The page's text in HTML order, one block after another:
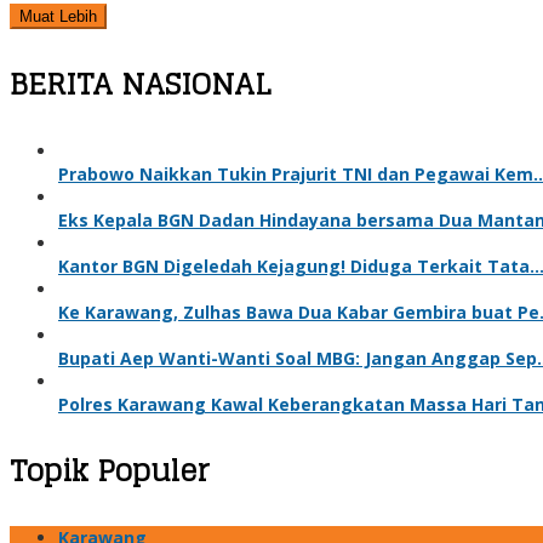
Muat Lebih
BERITA NASIONAL
Prabowo Naikkan Tukin Prajurit TNI dan Pegawai
Eks Kepala BGN Dadan Hindayana bersama Dua
Kantor BGN Digeledah Kejagung! Diduga Terkait Tata…
Ke Karawang, Zulhas Bawa Dua Kabar Gembira buat
Bupati Aep Wanti-Wanti Soal MBG: Jangan Anggap
Polres Karawang Kawal Keberangkatan Massa Hari
Topik Populer
Karawang